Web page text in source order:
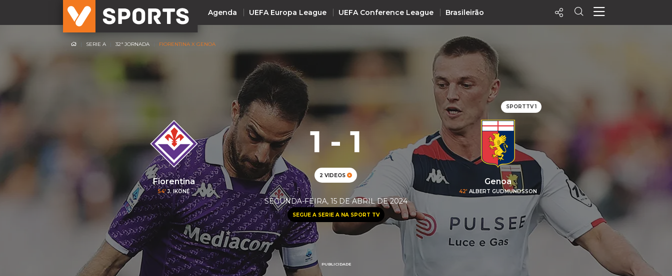
Agenda UEFA Europa League UEFA Conference League Brasileirão
+ Recentes
NACIONAL INTERNACIONAL
UEFA Champions League
UEFA Europa League
UEFA Conference League
Premier League
Bundesliga
Serie A
Ligue 1
Süper Lig
Saudi Pro League
MLS
Brasileirão
Mundial 2026
PALPITES
Agenda
Vídeos
Notícias
Playlists
MatchStories
SERIE A 32ª JORNADA FIORENTINA X GENOA
SPORTTV 1
Fiorentina
54' J. IKONÉ
1 - 1
2 VIDEOS
Genoa
42' ALBERT GUDMUNDSSON
SEGUNDA-FEIRA, 15 DE ABRIL DE 2024
SEGUE A SERIE A NA SPORT TV
PUBLICIDADE